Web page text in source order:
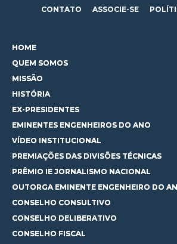
CONTATO ASSOCIE-SE
HOME
QUEM SOMOS
MISSÃO
HISTÓRIA
EX-PRESIDENTES
EMINENTES ENGENHEIROS DO ANO
VÍDEO INSTITUCIONAL
PREMIAÇÕES DAS DIVISÕES TÉCNICAS
PRÊMIO IE JORNALISMO NACIONAL
OUTORGA EMINENTE ENGENHEIRO DO
CONSELHO CONSULTIVO
CONSELHO DELIBERATIVO
CONSELHO FISCAL